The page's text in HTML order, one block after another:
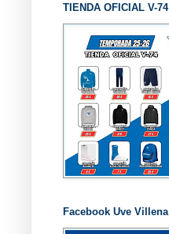
TIENDA OFICIAL V-74
Facebook Uve Villena